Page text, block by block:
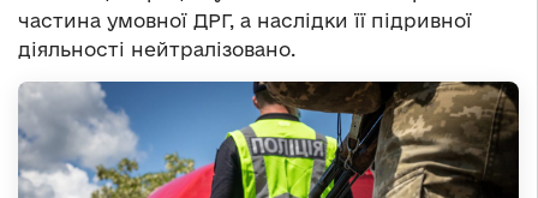
частина умовної ДРГ, а наслідки її підривної
діяльності нейтралізовано.